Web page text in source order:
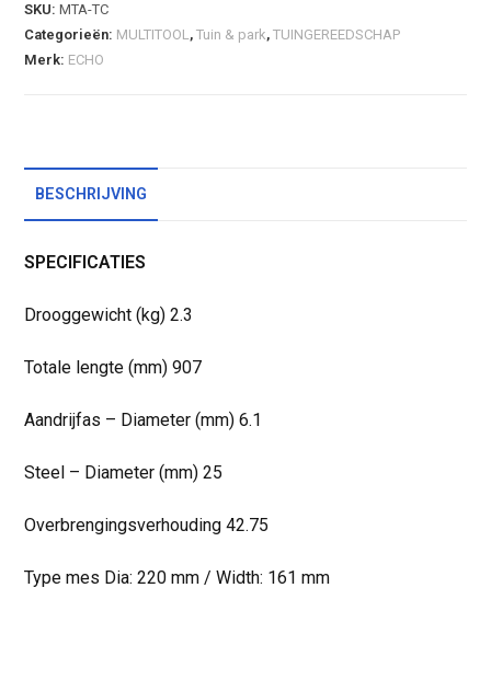
SKU:MTA-TC
Categorieën: MULTITOOL,Tuin & park,TUINGEREEDSCHAP
Merk: ECHO
BESCHRIJVING
SPECIFICATIES
Drooggewicht (kg) 2.3
Totale lengte (mm) 907
Aandrijfas – Diameter (mm) 6.1
Steel – Diameter (mm) 25
Overbrengingsverhouding 42.75
Type mes Dia: 220 mm / Width: 161 mm